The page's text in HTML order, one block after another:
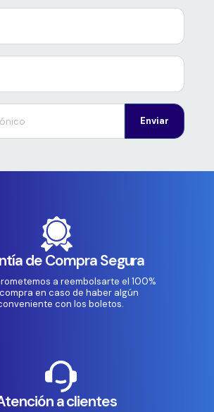
Enviar
de Compra Segura
a reembolsarte el 100%
en caso de haber algún
con los boletos.
a clientes